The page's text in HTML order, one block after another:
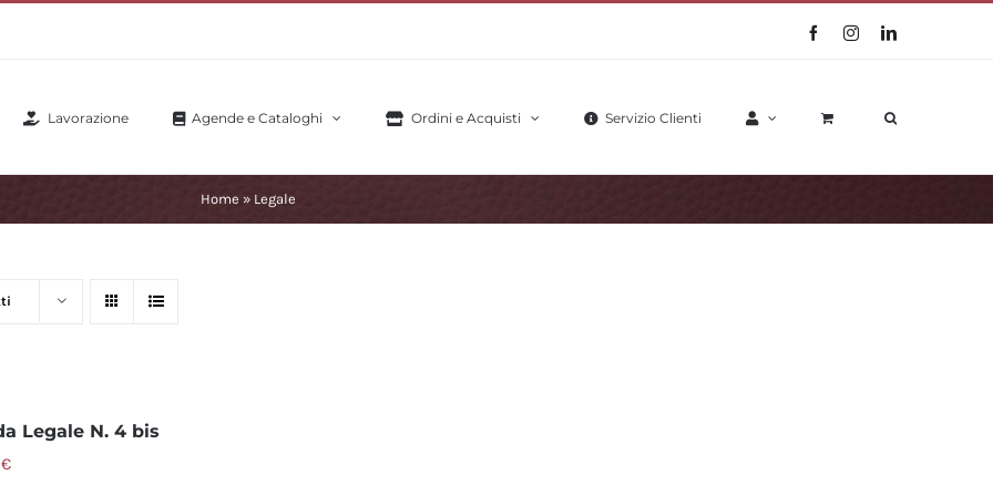
FacebookInstagramLinkedIn
Lavorazione Agende e Cataloghi Ordini e Acquisti Servizio Clienti
Home » Legale
Legale N. 4 bis
€